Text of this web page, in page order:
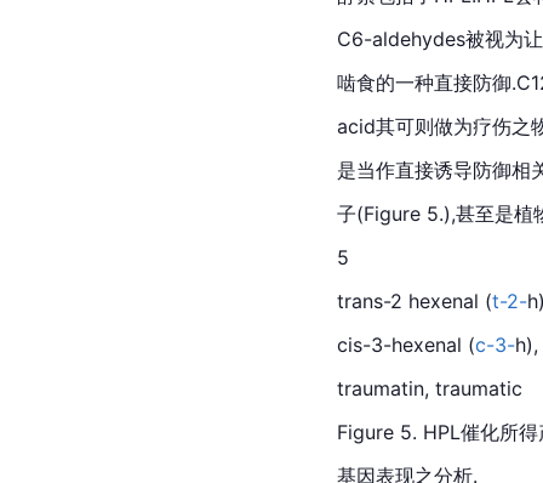
C6-aldehydes被视为
啮食的一种直接防御
acid其可则做为疗伤之
是当作直接诱导防御相
子(Figure 5.),甚至是植
5
trans-2 hexenal (t-2-
cis-3-hexenal (c-3-h),
traumatin, traumatic
Figure 5. HPL催化所
基因表现之分析.